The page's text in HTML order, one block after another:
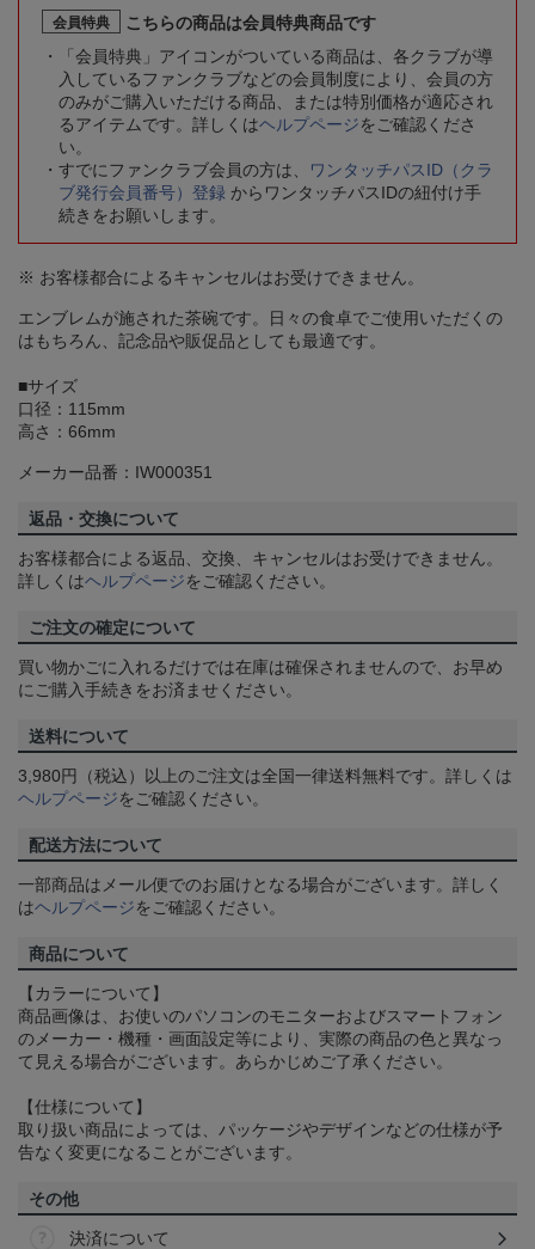
会員特典
こちらの商品は会員特典商品です
「会員特典」アイコンがついている商品は、各クラブが導
入しているファンクラブなどの会員制度により、会員の方
のみがご購入いただける商品、または特別価格が適応され
るアイテムです。詳しくはヘルプページをご確認くださ
い。
すでにファンクラブ会員の方は、
ワンタッチパスID（クラ
ブ発行会員番号）登録 からワンタッチパスIDの紐付け手
続きをお願いします。
※ お客様都合によるキャンセルはお受けできません。
エンブレムが施された茶碗です。日々の食卓でご使用いただくの
はもちろん、記念品や販促品としても最適です。
■サイズ
口径：115mm
高さ：66mm
メーカー品番：IW000351
返品・交換について
お客様都合による返品、交換、キャンセルはお受けできません。
詳しくはヘルプページをご確認ください。
ご注文の確定について
買い物かごに入れるだけでは在庫は確保されませんので、お早め
にご購入手続きをお済ませください。
送料について
3,980円（税込）以上のご注文は全国一律送料無料です。詳しくは
ヘルプページをご確認ください。
配送方法について
一部商品はメール便でのお届けとなる場合がございます。詳しく
はヘルプページをご確認ください。
商品について
【カラーについて】
商品画像は、お使いのパソコンのモニターおよびスマートフォン
のメーカー・機種・画面設定等により、実際の商品の色と異なっ
て見える場合がございます。あらかじめご了承ください。
【仕様について】
取り扱い商品によっては、パッケージやデザインなどの仕様が予
告なく変更になることがございます。
その他
決済について